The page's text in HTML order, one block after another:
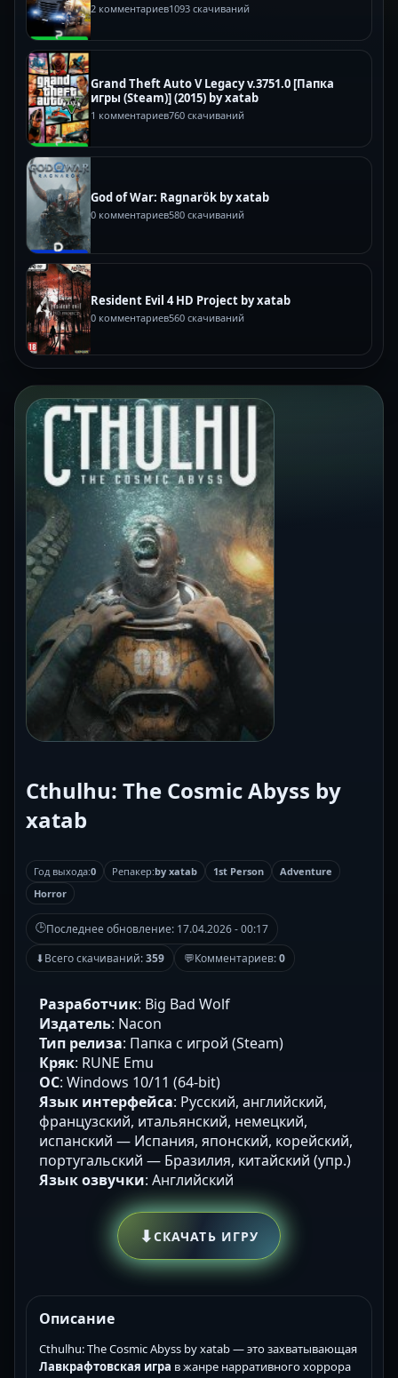
2 комментариев1093 скачиваний
Grand Theft Auto V Legacy v.3751.0 [Папка
игры (Steam)] (2015) by xatab
1 комментариев760 скачиваний
God of War: Ragnarök by xatab
0 комментариев580 скачиваний
Resident Evil 4 HD Project by xatab
0 комментариев560 скачиваний
Cthulhu: The Cosmic Abyss by
xatab
Год выхода:0 Репакер:by xatab 1st Person
Adventure
Horror
🕒Последнее обновление: 17.04.2026 - 00:17
⬇Всего скачиваний:359 💬Комментариев:0
Разработчик: Big Bad Wolf
Издатель: Nacon
Тип релиза: Папка с игрой (Steam)
Кряк: RUNE Emu
ОС: Windows 10/11 (64-bit)
Язык интерфейса: Русский, английский,
французский, итальянский, немецкий,
испанский — Испания, японский, корейский,
португальский — Бразилия, китайский (упр.)
Язык озвучки: Английский
⬇СКАЧАТЬ ИГРУ
Описание
Cthulhu: The Cosmic Abyss by xatab — это захватывающая
Лавкрафтовская игра в жанре нарративного хоррора